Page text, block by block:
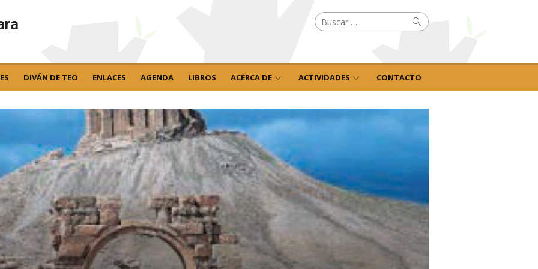
Buscar
por: Buscar
DIVÁN DE TEO ENLACES AGENDA LIBROS ACERCA DE ACTIVIDADES CONTACTO